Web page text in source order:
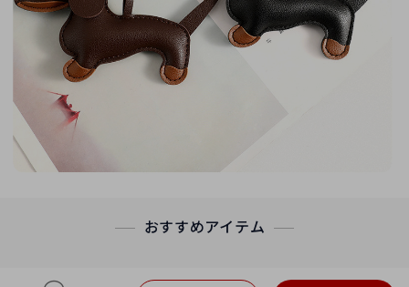
おすすめアイテム